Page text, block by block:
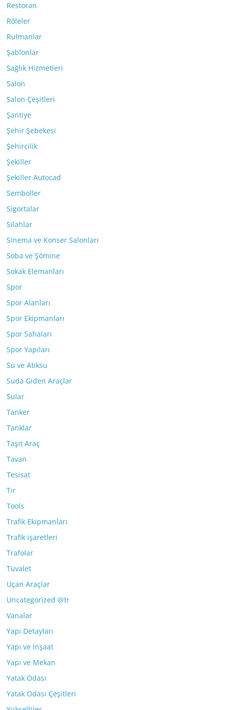
Restoran
Röleler
Rulmanlar
Şablonlar
Sağlık Hizmetleri
Salon
Salon Çeşitleri
Şantiye
Şehir Şebekesi
Şehircilik
Şekiller
Şekiller Autocad
Semboller
Sigortalar
Silahlar
Sinema ve Konser Salonları
Soba ve Şömine
Sokak Elemanları
Spor
Spor Alanları
Spor Ekipmanları
Spor Sahaları
Spor Yapıları
Su ve Atıksu
Suda Giden Araçlar
Sular
Tanker
Tanklar
Taşıt Araç
Tavan
Tesisat
Tır
Tools
Trafik Ekipmanları
Trafik işaretleri
Trafolar
Tuvalet
Uçan Araçlar
Uncategorized @tr
Vanalar
Yapı Detayları
Yapı ve İnşaat
Yapı ve Mekan
Yatak Odası
Yatak Odası Çeşitleri